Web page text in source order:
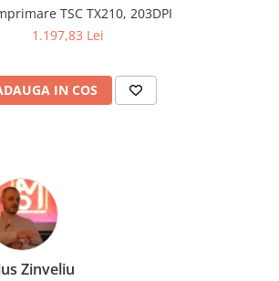
TSC TX210, 203DPI
1.197,83 Lei
IN COS
Zinveliu